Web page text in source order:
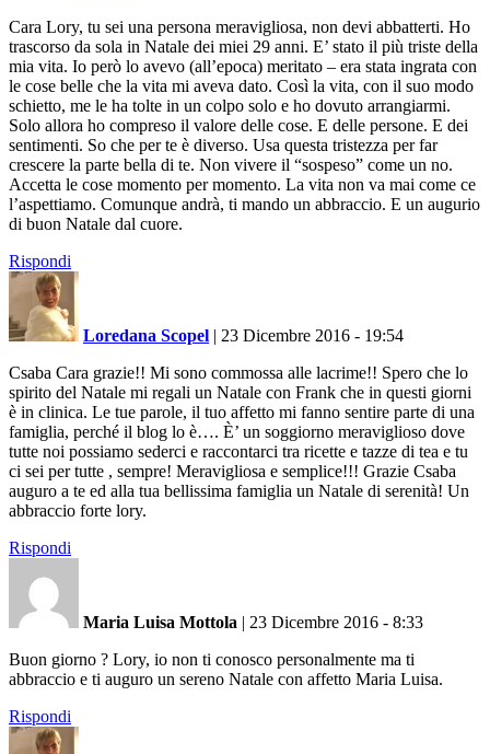
Cara Lory, tu sei una persona meravigliosa, non devi abbatterti. Ho
trascorso da sola in Natale dei miei 29 anni. E’ stato il più triste della
mia vita. Io però lo avevo (all’epoca) meritato – era stata ingrata con
le cose belle che la vita mi aveva dato. Così la vita, con il suo modo
schietto, me le ha tolte in un colpo solo e ho dovuto arrangiarmi.
Solo allora ho compreso il valore delle cose. E delle persone. E dei
sentimenti. So che per te è diverso. Usa questa tristezza per far
crescere la parte bella di te. Non vivere il “sospeso” come un no.
Accetta le cose momento per momento. La vita non va mai come ce
l’aspettiamo. Comunque andrà, ti mando un abbraccio. E un augurio
di buon Natale dal cuore.
Rispondi
Loredana Scopel | 23 Dicembre 2016 - 19:54
Csaba Cara grazie!! Mi sono commossa alle lacrime!! Spero che lo
spirito del Natale mi regali un Natale con Frank che in questi giorni
è in clinica. Le tue parole, il tuo affetto mi fanno sentire parte di una
famiglia, perché il blog lo è…. È’ un soggiorno meraviglioso dove
tutte noi possiamo sederci e raccontarci tra ricette e tazze di tea e tu
ci sei per tutte , sempre! Meravigliosa e semplice!!! Grazie Csaba
auguro a te ed alla tua bellissima famiglia un Natale di serenità! Un
abbraccio forte lory.
Rispondi
Maria Luisa Mottola | 23 Dicembre 2016 - 8:33
Buon giorno ? Lory, io non ti conosco personalmente ma ti
abbraccio e ti auguro un sereno Natale con affetto Maria Luisa.
Rispondi